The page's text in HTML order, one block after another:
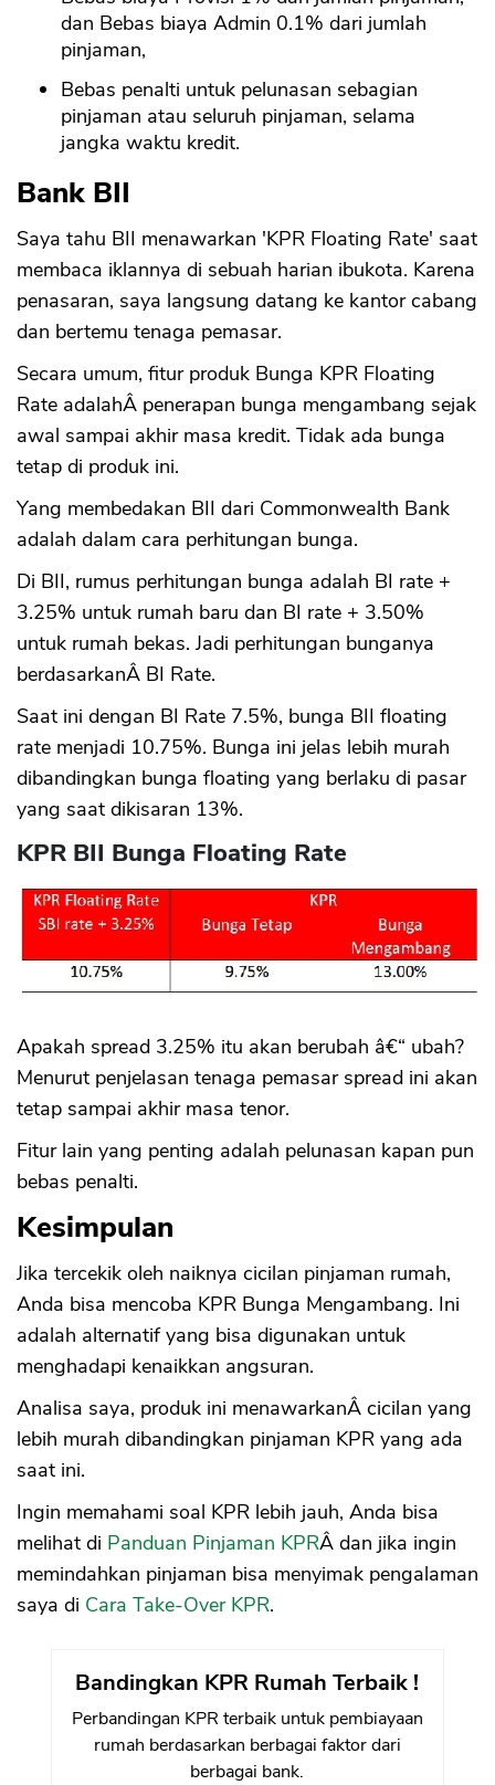
dan Bebas biaya Admin 0.1% dari jumlah
pinjaman,
Bebas penalti untuk pelunasan sebagian
pinjaman atau seluruh pinjaman, selama
jangka waktu kredit.
Bank BII
Saya tahu BII menawarkan 'KPR Floating Rate' saat
membaca iklannya di sebuah harian ibukota. Karena
penasaran, saya langsung datang ke kantor cabang
dan bertemu tenaga pemasar.
Secara umum, fitur produk Bunga KPR Floating
Rate adalahÂ penerapan bunga mengambang sejak
awal sampai akhir masa kredit. Tidak ada bunga
tetap di produk ini.
Yang membedakan BII dari Commonwealth Bank
adalah dalam cara perhitungan bunga.
Di BII, rumus perhitungan bunga adalah BI rate +
3.25% untuk rumah baru dan BI rate + 3.50%
untuk rumah bekas. Jadi perhitungan bunganya
berdasarkanÂ BI Rate.
Saat ini dengan BI Rate 7.5%, bunga BII floating
rate menjadi 10.75%. Bunga ini jelas lebih murah
dibandingkan bunga floating yang berlaku di pasar
yang saat dikisaran 13%.
KPR BII Bunga Floating Rate
Apakah spread 3.25% itu akan berubah â€“ ubah?
Menurut penjelasan tenaga pemasar spread ini akan
tetap sampai akhir masa tenor.
Fitur lain yang penting adalah pelunasan kapan pun
bebas penalti.
Kesimpulan
Jika tercekik oleh naiknya cicilan pinjaman rumah,
Anda bisa mencoba KPR Bunga Mengambang. Ini
adalah alternatif yang bisa digunakan untuk
menghadapi kenaikkan angsuran.
Analisa saya, produk ini menawarkanÂ cicilan yang
lebih murah dibandingkan pinjaman KPR yang ada
saat ini.
Ingin memahami soal KPR lebih jauh, Anda bisa
melihat di Panduan Pinjaman KPRÂ dan jika ingin
memindahkan pinjaman bisa menyimak pengalaman
saya di Cara Take-Over KPR.
Bandingkan KPR Rumah Terbaik !
Perbandingan KPR terbaik untuk pembiayaan
rumah berdasarkan berbagai faktor dari
berbagai bank.